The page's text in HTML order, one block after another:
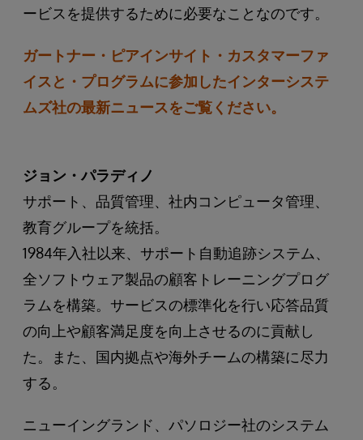
ービスを提供するために必要なことなのです。
ガートナー・ピアインサイト・カスタマーファ
イスと・プログラムに参加したインターシステ
ムズ社の最新ニュースをご覧ください。
ジョン・パラディノ
サポート、品質管理、社内コンピュータ管理、
教育グループを統括。
1984年入社以来、サポート自動追跡システム、
全ソフトウェア製品の顧客トレーニングプログ
ラムを構築。サービスの標準化を行い応答品質
の向上や顧客満足度を向上させるのに貢献し
た。また、国内拠点や海外チームの構築に尽力
する。
ニューイングランド、パソロジー社のシステム